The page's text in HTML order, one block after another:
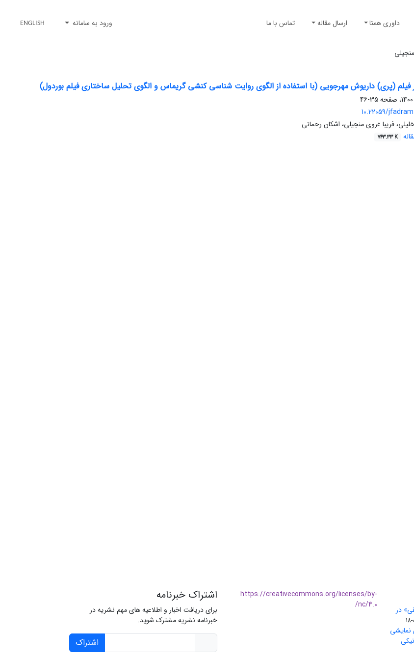
داوری همتا ارسال مقاله تماس با ما ورود به سامانه ENGLISH
فیلم (پری) داریوش مهرجویی (با استفاده از الگوی روایت شناسی کنشی گریماس و الگوی تحلیل ساختاری فیلم بوردول)
35-46
10.22059/
خلیلی، فریبا غروی منجیلی، اشکان رحمانی
743.33 K
در
نمایشی
https://creativecommons.org/licenses/by-
nc/4.0/
اشتراک خبرنامه
برای دریافت اخبار و اطلاعیه های مهم نشریه در
خبرنامه نشریه مشترک شوید.
اشتراک